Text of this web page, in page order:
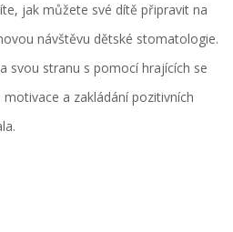
jak můžete své dítě připravit na
návštěvu dětské stomatologie.
svou stranu s pomocí hrajících se
a zakládání pozitivních